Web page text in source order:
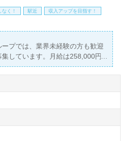
なく！ 駅近 収入アップを目指す！
プでは、業界未経験の方も歓迎
しています。月給は258,000円
の賞与も支給されるため、安定し
す。勤務地である「はなことば
徒歩8分とアクセス良好で、お
居定員42名の全室個室の施設環
れ、ご利用者様の快適な生活を
「やりたいこと」「行きたいと